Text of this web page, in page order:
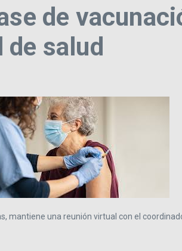
de
salud
mantiene una reunión virtual con el